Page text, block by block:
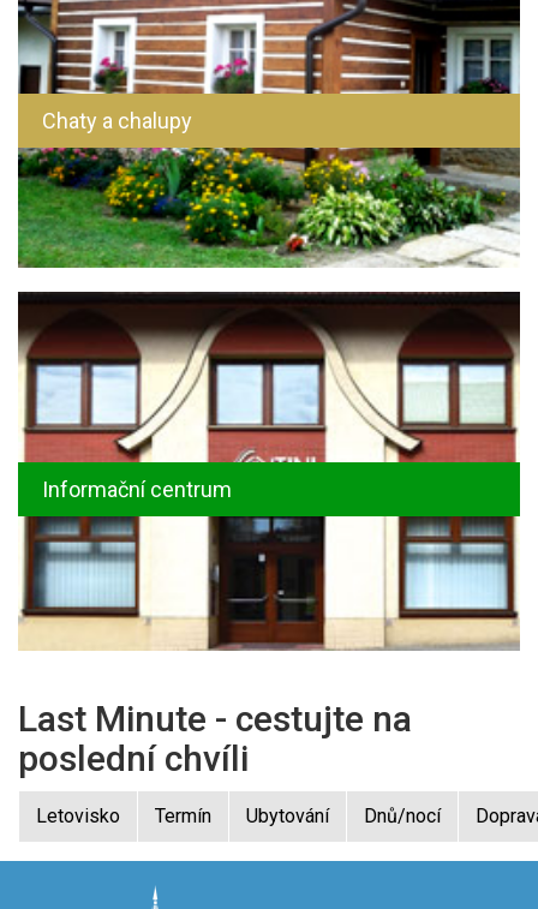
Chaty a chalupy
Informační centrum
Last Minute - cestujte na
poslední chvíli
Letovisko Termín Ubytování Dnů/nocí